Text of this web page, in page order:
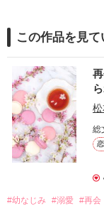
この作品を見
松
総
#幼なじみ #溺愛 #再会